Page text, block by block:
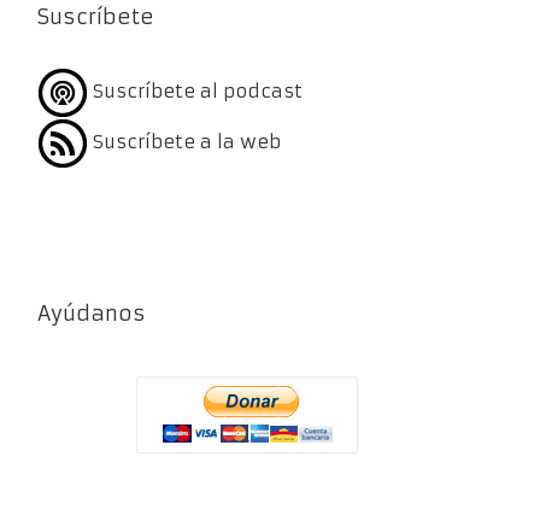
Suscríbete
Suscríbete al podcast
Suscríbete a la web
Ayúdanos